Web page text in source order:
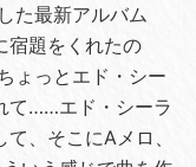
た最新アルバム
宿題をくれたの
ょっとエド・シー
て……エド・シーラ
、そこにAメロ、